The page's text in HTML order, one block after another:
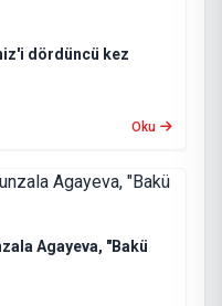
dördüncü kez
Oku
Agayeva, "Bakü